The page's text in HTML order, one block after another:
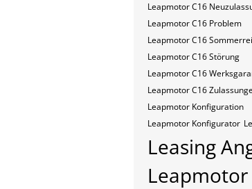
Leapmotor C16
Leapmotor C16 Problem
Leapmotor C16
Leapmotor C16 Störung
Leapmotor C16
Leapmotor C16
Leapmotor Konfiguration
Leapmotor Konfigurator
Leasing
Leapmotor